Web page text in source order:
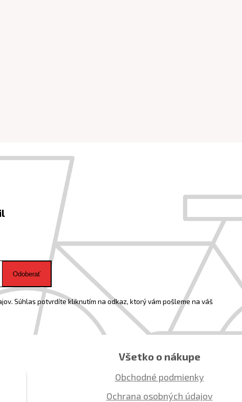
Odoberať
Súhlas potvrdíte kliknutím na odkaz, ktorý vám pošleme na váš
Všetko o nákupe
Obchodné podmienky
Ochrana osobných údajov